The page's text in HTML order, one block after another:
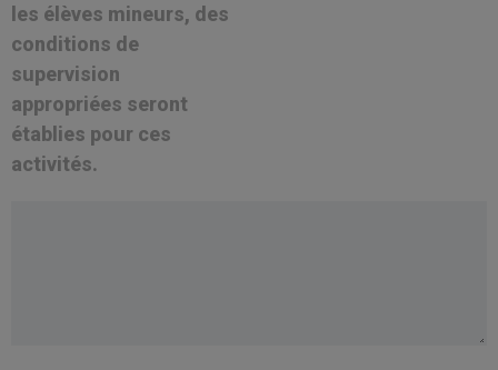
les élèves mineurs, des
conditions de
supervision
appropriées seront
établies pour ces
activités.